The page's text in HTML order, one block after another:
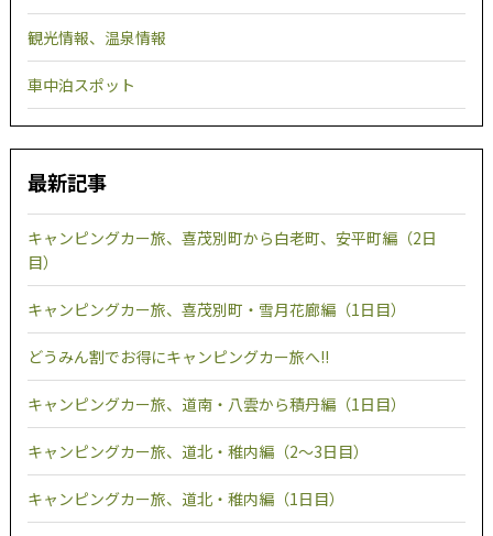
観光情報、温泉情報
車中泊スポット
最新記事
キャンピングカー旅、喜茂別町から白老町、安平町編（2日
目）
キャンピングカー旅、喜茂別町・雪月花廊編（1日目）
どうみん割でお得にキャンピングカー旅へ!!
キャンピングカー旅、道南・八雲から積丹編（1日目）
キャンピングカー旅、道北・稚内編（2～3日目）
キャンピングカー旅、道北・稚内編（1日目）